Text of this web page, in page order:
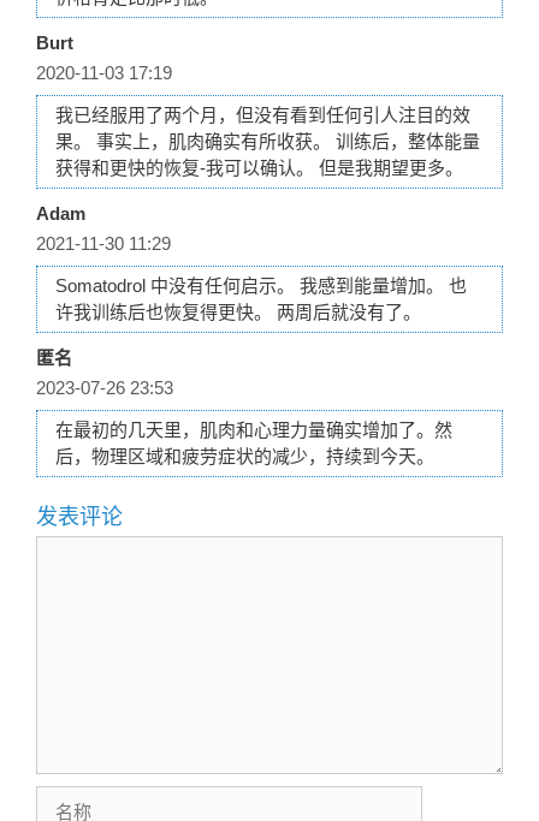
Burt
2020-11-03 17:19
我已经服用了两个月，但没有看到任何引人注目的效
果。 事实上，肌肉确实有所收获。 训练后，整体能量
获得和更快的恢复-我可以确认。 但是我期望更多。
Adam
2021-11-30 11:29
Somatodrol 中没有任何启示。 我感到能量增加。 也
许我训练后也恢复得更快。 两周后就没有了。
匿名
2023-07-26 23:53
在最初的几天里，肌肉和心理力量确实增加了。然
后，物理区域和疲劳症状的减少，持续到今天。
发表评论